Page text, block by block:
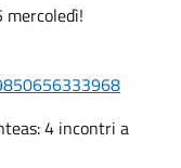
4 incontri a